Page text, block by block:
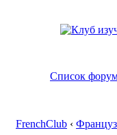
Список
FrenchClub ‹